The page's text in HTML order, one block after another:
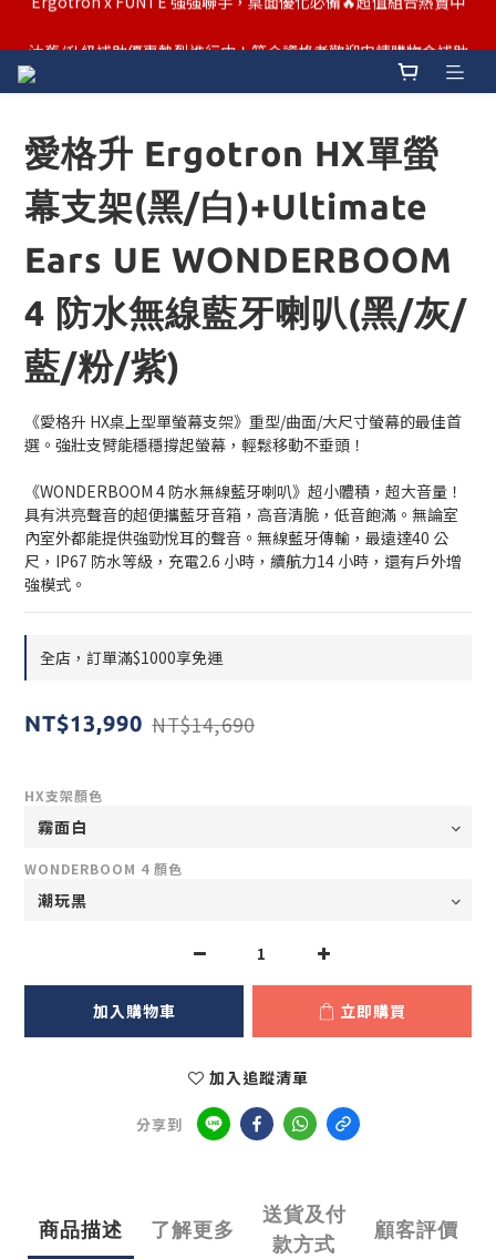
Ergotron x FUNTE 強強聯手，桌面優化必備🔥超值組合熱賣中
愛格升 Ergotron HX單螢
幕支架(黑/白)+Ultimate
Ears UE WONDERBOOM
4 防水無線藍牙喇叭(黑/灰/
藍/粉/紫)
《愛格升 HX桌上型單螢幕支架》重型/曲面/大尺寸螢幕的最佳首
選。強壯支臂能穩穩撐起螢幕，輕鬆移動不垂頭！
《WONDERBOOM 4 防水無線藍牙喇叭》超小體積，超大音量！
具有洪亮聲音的超便攜藍牙音箱，高音清脆，低音飽滿。無論室
內室外都能提供強勁悅耳的聲音。無線藍牙傳輸，最遠達40 公
尺，IP67 防水等級，充電2.6 小時，續航力14 小時，還有戶外增
強模式。
全店，訂單滿$1000享免運
NT$13,990 NT$14,690
HX支架顏色
WONDERBOOM 4 顏色
加入購物車 立即購買
加入追蹤清單
分享到
商品描述 了解更多
送貨及付
款方式
顧客評價